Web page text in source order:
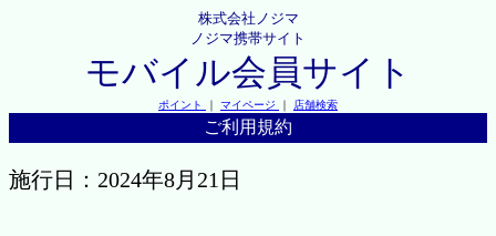
株式会社ノジマ
ノジマ携帯サイト
モバイル会員サイト
ポイント ｜ マイページ ｜ 店舗検索
ご利用規約
施行日：2024年8月21日